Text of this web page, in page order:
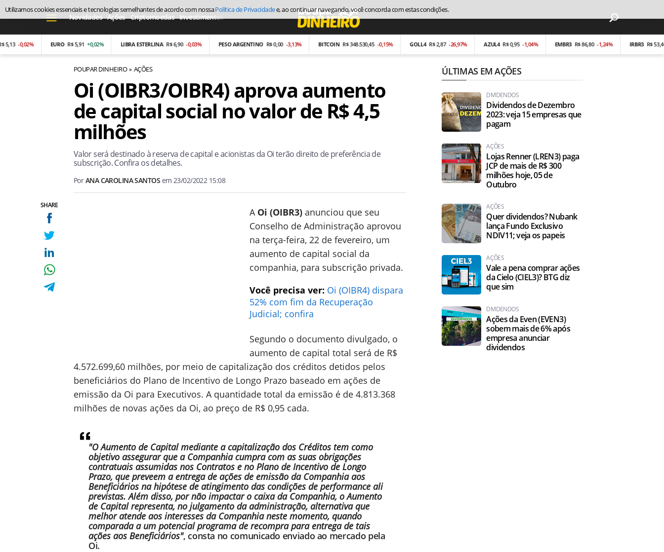
Novidades Ações Criptomoedas Investimentos Economia
-0,02% EURO R$ 5,91 +0,02% LIBRA ESTERLINA R$ 6,90 -0,03% PESO ARGENTINO R$ 0,00 -3,13% BITCOIN R$ 348.530,45 -0,15% R$ 2,87 -26,97% R$ 0,95 -1,04% EMBR3 R$ 86,80 -1,24% IRBR3 R$ 53,40 -
POUPAR DINHEIRO AÇÕES
SHARE
Oi (OIBR3/OIBR4) aprova aumento
de capital social no valor de R$ 4,5
milhões
Valor será destinado à reserva de capital e acionistas da Oi terão direito de preferência de
subscrição. Confira os detalhes.
PorANA CAROLINA SANTOS em 23/02/2022 15:08
A Oi (OIBR3) anunciou que seu
Conselho de Administração aprovou
na terça-feira, 22 de fevereiro, um
aumento de capital social da
companhia, para subscrição privada.
Você precisa ver: Oi (OIBR4) dispara
52% com fim da Recuperação
Judicial; confira
Segundo o documento divulgado, o
aumento de capital total será de R$
4.572.699,60 milhões, por meio de capitalização dos créditos detidos pelos
beneficiários do Plano de Incentivo de Longo Prazo baseado em ações de
emissão da Oi para Executivos. A quantidade total da emissão é de 4.813.368
milhões de novas ações da Oi, ao preço de R$ 0,95 cada.
"O Aumento de Capital mediante a capitalização dos Créditos tem como
objetivo assegurar que a Companhia cumpra com as suas obrigações
contratuais assumidas nos Contratos e no Plano de Incentivo de Longo
Prazo, que preveem a entrega de ações de emissão da Companhia aos
Beneficiários na hipótese de atingimento das condições de performance ali
previstas. Além disso, por não impactar o caixa da Companhia, o Aumento
de Capital representa, no julgamento da administração, alternativa que
melhor atende aos interesses da Companhia neste momento, quando
comparada a um potencial programa de recompra para entrega de tais
ações aos Beneficiários", consta no comunicado enviado ao mercado pela
Oi.
ÚLTIMAS EM AÇÕES
DIVIDENDOS
Dividendos de Dezembro
2023: veja 15 empresas que
pagam
AÇÕES
Lojas Renner (LREN3) paga
JCP de mais de R$ 300
milhões hoje, 05 de
Outubro
AÇÕES
Quer dividendos? Nubank
lança Fundo Exclusivo
NDIV11; veja os papeis
AÇÕES
Vale a pena comprar ações
da Cielo (CIEL3)? BTG diz
que sim
DIVIDENDOS
Ações da Even (EVEN3)
sobem mais de 6% após
empresa anunciar
dividendos
Utilizamos cookies essenciais e tecnologias semelhantes de acordo com nossaPolítica de Privacidadee, ao continuar navegando, você concorda com estas condições.